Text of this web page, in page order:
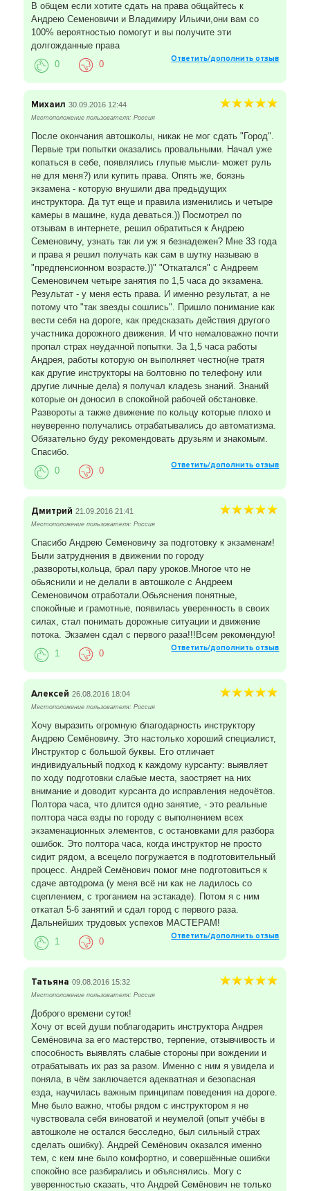
В общем если хотите сдать на права общайтесь к
Андрею Семеновичи и Владимиру Ильичи,они вам со
100% вероятностью помогут и вы получите эти
долгожданные права
Ответить/дополнить отзыв
0 0
Михаил 30.09.2016 12:44
Местоположение пользователя: Россия
После окончания автошколы, никак не мог сдать "Город".
Первые три попытки оказались провальными. Начал уже
копаться в себе, появлялись глупые мысли- может руль
не для меня?) или купить права. Опять же, боязнь
экзамена - которую внушили два предыдущих
инструктора. Да тут еще и правила изменились и четыре
камеры в машине, куда деваться.)) Посмотрел по
отзывам в интернете, решил обратиться к Андрею
Семеновичу, узнать так ли уж я безнадежен? Мне 33 года
и права я решил получать как сам в шутку называю в
"предпенсионном возрасте.))" "Откатался" с Андреем
Семеновичем четыре занятия по 1,5 часа до экзамена.
Результат - у меня есть права. И именно результат, а не
потому что "так звезды сошлись". Пришло понимание как
вести себя на дороге, как предсказать действия другого
участника дорожного движения. И что немаловажно почти
пропал страх неудачной попытки. За 1,5 часа работы
Андрея, работы которую он выполняет честно(не тратя
как другие инструкторы на болтовню по телефону или
другие личные дела) я получал кладезь знаний. Знаний
которые он доносил в спокойной рабочей обстановке.
Развороты а также движение по кольцу которые плохо и
неуверенно получались отрабатывались до автоматизма.
Обязательно буду рекомендовать друзьям и знакомым.
Спасибо.
Ответить/дополнить отзыв
0 0
Дмитрий 21.09.2016 21:41
Местоположение пользователя: Россия
Спасибо Андрею Семеновичу за подготовку к экзаменам!
Были затруднения в движении по городу
,развороты,кольца, брал пару уроков.Многое что не
обьяснили и не делали в автошколе с Андреем
Семеновичом отработали.Обьяснения понятные,
спокойные и грамотные, появилась уверенность в своих
силах, стал понимать дорожные ситуации и движение
потока. Экзамен сдал с первого раза!!!Всем рекомендую!
Ответить/дополнить отзыв
1 0
Алексей 26.08.2016 18:04
Местоположение пользователя: Россия
Хочу выразить огромную благодарность инструктору
Андрею Семёновичу. Это настолько хороший специалист,
Инструктор с большой буквы. Его отличает
индивидуальный подход к каждому курсанту: выявляет
по ходу подготовки слабые места, заостряет на них
внимание и доводит курсанта до исправления недочётов.
Полтора часа, что длится одно занятие, - это реальные
полтора часа езды по городу с выполнением всех
экзаменационных элементов, с остановками для разбора
ошибок. Это полтора часа, когда инструктор не просто
сидит рядом, а всецело погружается в подготовительный
процесс. Андрей Семёнович помог мне подготовиться к
сдаче автодрома (у меня всё ни как не ладилось со
сцеплением, с троганием на эстакаде). Потом я с ним
откатал 5-6 занятий и сдал город с первого раза.
Дальнейших трудовых успехов МАСТЕРАМ!
Ответить/дополнить отзыв
1 0
Татьяна 09.08.2016 15:32
Местоположение пользователя: Россия
Доброго времени суток!
Хочу от всей души поблагодарить инструктора Андрея
Семёновича за его мастерство, терпение, отзывчивость и
способность выявлять слабые стороны при вождении и
отрабатывать их раз за разом. Именно с ним я увидела и
поняла, в чём заключается адекватная и безопасная
езда, научилась важным принципам поведения на дороге.
Мне было важно, чтобы рядом с инструктором я не
чувствовала себя виноватой и неумелой (опыт учёбы в
автошколе не остался бесследно, был сильный страх
сделать ошибку). Андрей Семёнович оказался именно
тем, с кем мне было комфортно, и совершённые ошибки
спокойно все разбирались и объяснялись. Могу с
уверенностью сказать, что Андрей Семёнович не только